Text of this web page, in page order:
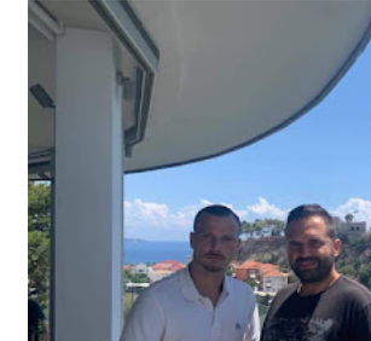
ΗΠΕΙΡΟΣ
ΠΡΕΒΕΖΑ
ΙΩΑΝΝΙΝΑ
ΘΕΣΠΡΩΤΙΑ
ΙΟΝΙΑ ΝΗΣΙΑ
ΚΑΙ ΕΛΛΑΔΑ